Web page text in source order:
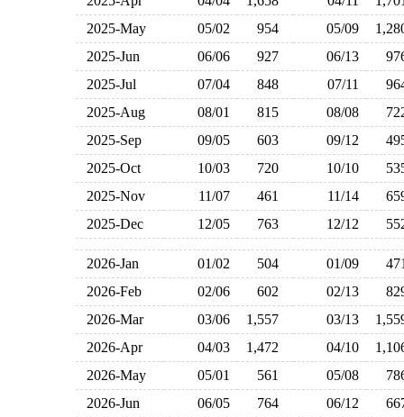
2025-May
05/02 954 05/09
2025-Jun
06/06 927 06/13
2025-Jul
07/04 848 07/11
2025-Aug
08/01 815 08/08
2025-Sep
09/05 603 09/12
2025-Oct
10/03 720 10/10
2025-Nov
11/07 461 11/14
2025-Dec
12/05 763 12/12
2026-Jan 01/02 504 01/09
2026-Feb
02/06 602 02/13
2026-Mar
03/06 1,557 03/13
2026-Apr
04/03 1,472 04/10
2026-May
05/01 561 05/08
2026-Jun
06/05 764 06/12